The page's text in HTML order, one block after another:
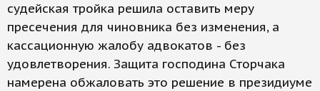
судейская тройка решила оставить меру
пресечения для чиновника без изменения, а
кассационную жалобу адвокатов - без
удовлетворения. Защита господина Сторчака
намерена обжаловать это решение в президиуме